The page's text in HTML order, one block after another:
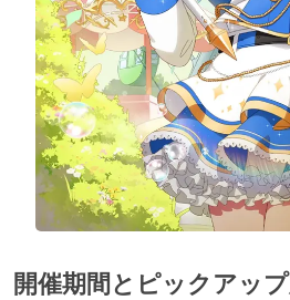
開催期間とピックアッ